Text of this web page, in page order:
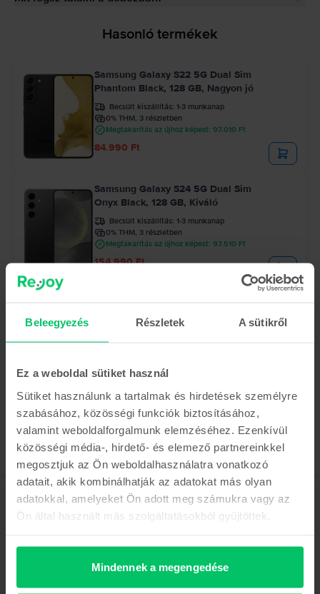
Beleegyezés Részletek A sütikről
Ez a weboldal sütiket használ
Sütiket használunk a tartalmak és hirdetések személyre
szabásához, közösségi funkciók biztosításához,
valamint weboldalforgalmunk elemzéséhez. Ezenkívül
közösségi média-, hirdető- és elemező partnereinkkel
megosztjuk az Ön weboldalhasználatra vonatkozó
adatait, akik kombinálhatják az adatokat más olyan
adatokkal, amelyeket Ön adott meg számukra vagy az
Ön által használt más szolgáltatásokból gyűjtöttek.
Mindennek a megengedése
Hasonló termékek
Samsung Galaxy S22 5G Dual Sim
Phantom Black, 128 GB, Nagyon jó
Becsült kiszállítás: 1-3 munkanap
0% THM, 3 részletben
Megtakarítás az újhoz képest: 97.010 Ft
84.990 Ft
Samsung Galaxy S24 5G Dual Sim
Onyx Black, 128 GB, Kiváló
Becsült kiszállítás: 1-3 munkanap
0% THM, 3 részletben
Megtakarítás az újhoz képest: 97.510 Ft
154.990 Ft
Samsung Galaxy S21 5G Dual Sim
105.990 Ft
Leírás
Fedezd fel a Galaxy S20-at a 8K videóval, amely megváltoztatja úgy a
az intelligens akkumulátort, a nagy teljesítményű processzort és a hatalmas
tárhelyet - a Galaxy S20 sorozatú készülékek a mobiltelefonok új korszakát